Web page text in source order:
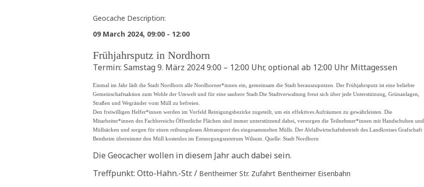
Geocache Description:
09 March 2024, 09:00 - 12:00
Frühjahrsputz in Nordhorn
Termin: Samstag 9. März 2024 9:00 – 12:00 Uhr, optional ab 12:00 Uhr Mittagessen
Einmal im Jahr lädt die Stadt Nordhorn alle Nordhorner*innen ein, gemeinsam die Stadt herauszuputzen. Der Frühjahrsputz ist eine beliebte
Gemeinschaftsaktion zum Wohle der Umwelt und für eine saubere Stadt.Die Stadtverwaltung freut sich über jede Unterstützung, Grünanlagen,
Straßen und Wegränder vom Müll zu befreien.
Den freiwilligen Helfer*innen werden im Vorfeld Reinigungsbezirke zugeteilt, um ein effektives Aufräumen zu gewährleisten. Die
Mitarbeiter*innen des Fachbereichs Öffentliche Flächen sind immer unterstützend dabei, versorgen die Teilnehmer*innen mit Handschuhen und
Müllsäcken und sorgen für einen reibungslosen Abtransport des eingesammelten Mülls. Der Abfallwirtschaftsbetrieb des Landkreises Grafschaft
Bentheim übernimmt den Müll kostenlos im Entsorgungszentrum Wilsum. Quelle: Stadt Nordhorn
Die Geocacher wollen in diesem Jahr auch dabei sein.
Treffpunkt: Otto-Hahn.-Str. / Bentheimer Str. Zufahrt Bentheimer Eisenbahn